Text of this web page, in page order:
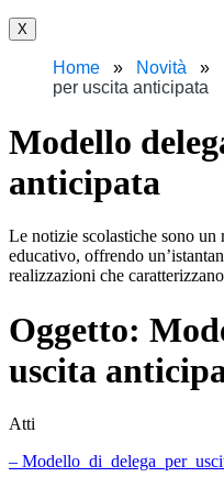
X
Home Novità
per uscita anticipata
Modello
anticipata
Le notizie scolastiche sono un
educativo, offrendo
realizzazioni che
Oggetto:
uscita
Atti
–